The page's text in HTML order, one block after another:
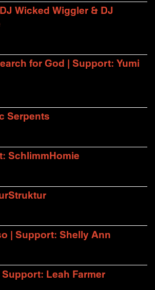
Wicked Wiggler & DJ
for God | Support: Yumi
Serpents
SchlimmHomie
| Support: Shelly Ann
Leah Farmer